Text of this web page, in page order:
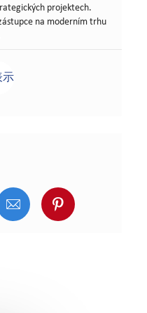
projektech.
na moderním trhu
示
でシェア
でシェア
メールでシェア
Pinterestで